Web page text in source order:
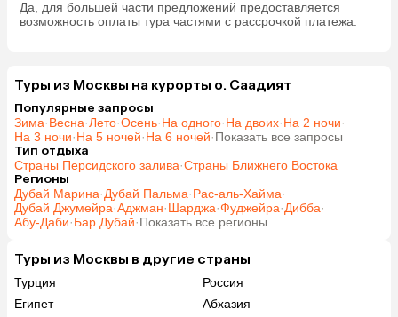
Да, для большей части предложений предоставляется
возможность оплаты тура частями с рассрочкой платежа.
Туры из Москвы на курорты о. Саадият
Популярные запросы
Зима·Весна·Лето·Осень·На одного·На двоих·На 2 ночи·
На 3 ночи·На 5 ночей·На 6 ночей·Показать все запросы
Тип отдыха
Страны Персидского залива·Страны Ближнего Востока
Регионы
Дубай Марина·Дубай Пальма·Рас-аль-Хайма·
Дубай Джумейра·Аджман·Шарджа·Фуджейра·Дибба·
Абу-Даби·Бар Дубай·Показать все регионы
Туры из Москвы в другие страны
Турция
Россия
Египет
Абхазия